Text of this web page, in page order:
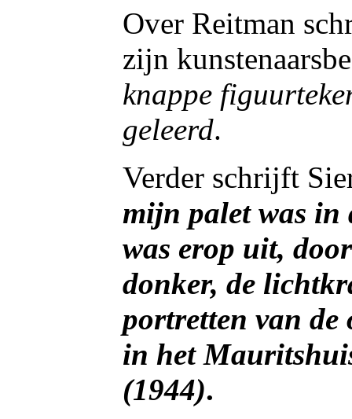
Over Reitman
zijn
knappe
geleerd.
Verder schrijft
mijn palet was in
was erop uit,
donker, de
portretten van de
in het
(1944).